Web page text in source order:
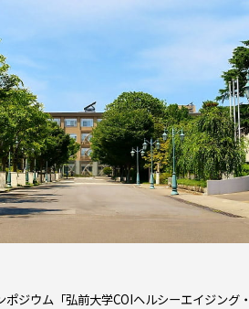
ポジウム「弘前大学COIヘルシーエイジング